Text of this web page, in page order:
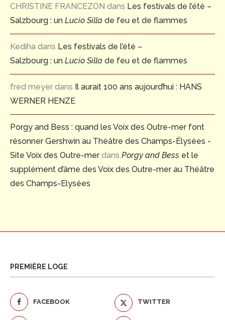
CHRISTINE FRANCEZON dans Les festivals de l’été –
Salzbourg : un Lucio Silla de feu et de flammes
Kediha dans Les festivals de l’été –
Salzbourg : un Lucio Silla de feu et de flammes
fred meyer dans Il aurait 100 ans aujourd’hui : HANS
WERNER HENZE
Porgy and Bess : quand les Voix des Outre-mer font
résonner Gershwin au Théâtre des Champs-Élysées -
Site Voix des Outre-merdans Porgy and Bess et le
supplément d’âme des Voix des Outre-mer au Théâtre
des Champs-Elysées
PREMIÈRE LOGE
FACEBOOK TWITTER